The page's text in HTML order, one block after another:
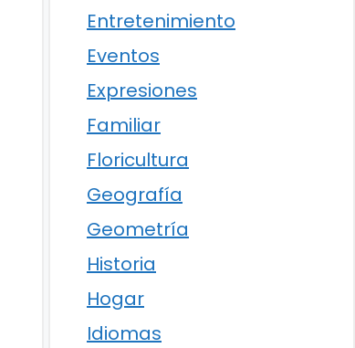
Entretenimiento
Eventos
Expresiones
Familiar
Floricultura
Geografía
Geometría
Historia
Hogar
Idiomas